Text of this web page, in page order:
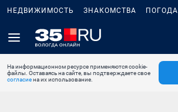
НЕДВИЖИМОСТЬ ЗНАКОМСТВА ПОГОДА
На информационном ресурсе применяются cookie-
файлы. Оставаясь на сайте, вы подтверждаете свое
согласиена их использование.